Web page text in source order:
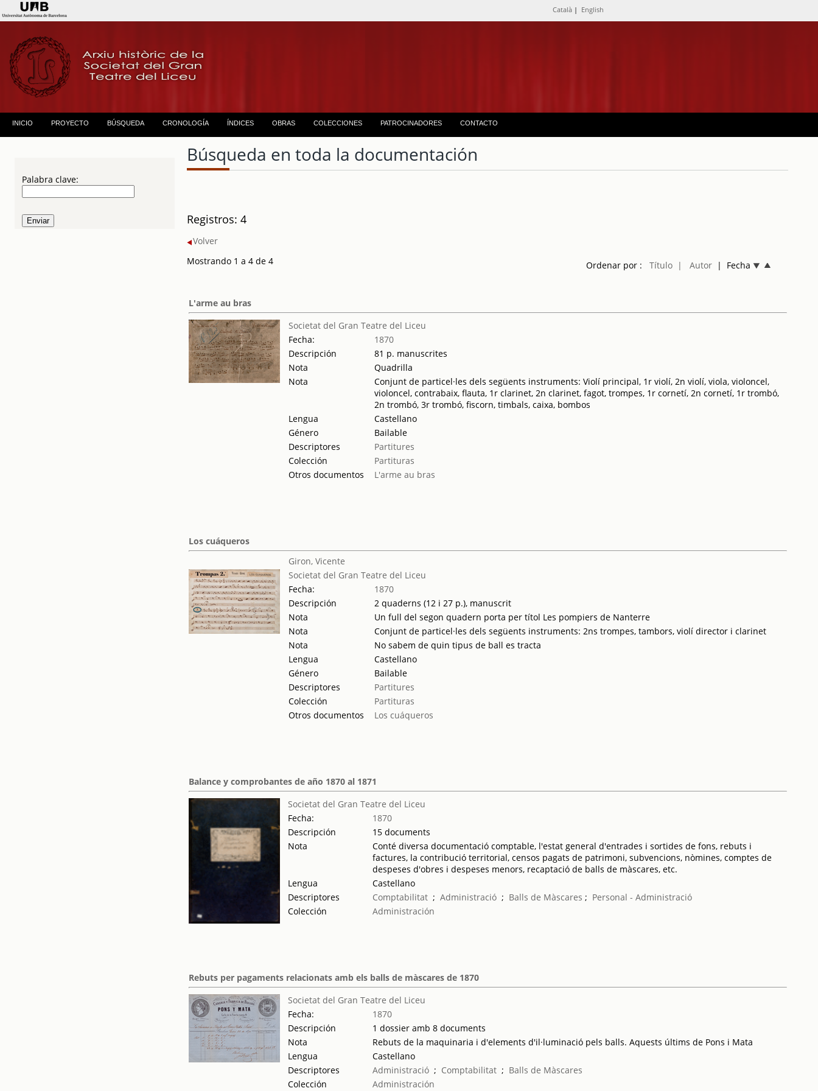
Català | English
INICIO PROYECTO BÚSQUEDA CRONOLOGÍA ÍNDICES OBRAS COLECCIONES PATROCINADORES CONTACTO
Palabra clave:
Búsqueda en toda la documentación
Registros: 4
Volver
Mostrando 1 a 4 de 4
Ordenar por : Título | Autor| Fecha
L'arme au bras
Societat del Gran Teatre del Liceu
Fecha:
1870
Descripción
81 p. manuscrites
Nota
Quadrilla
Nota
Conjunt de particel·les dels següents instruments: Violí principal, 1r violí, 2n violí, viola, violoncel,
violoncel, contrabaix, flauta, 1r clarinet, 2n clarinet, fagot, trompes, 1r cornetí, 2n cornetí, 1r trombó,
2n trombó, 3r trombó, fiscorn, timbals, caixa, bombos
Lengua
Castellano
Género
Bailable
Descriptores
Partitures
Colección
Partituras
Otros documentos
L'arme au bras
Los cuáqueros
Giron, Vicente
Societat del Gran Teatre del Liceu
Fecha:
1870
Descripción
2 quaderns (12 i 27 p.), manuscrit
Nota
Un full del segon quadern porta per títol Les pompiers de Nanterre
Nota
Conjunt de particel·les dels següents instruments: 2ns trompes, tambors, violí director i clarinet
Nota
No sabem de quin tipus de ball es tracta
Lengua
Castellano
Género
Bailable
Descriptores
Partitures
Colección
Partituras
Otros documentos
Los cuáqueros
Balance y comprobantes de año 1870 al 1871
Societat del Gran Teatre del Liceu
Fecha:
1870
Descripción
15 documents
Nota
Conté diversa documentació comptable, l'estat general d'entrades i sortides de fons, rebuts i
factures, la contribució territorial, censos pagats de patrimoni, subvencions, nòmines, comptes de
despeses d'obres i despeses menors, recaptació de balls de màscares, etc.
Lengua
Castellano
Descriptores
Comptabilitat ;Administració ; Balls de Màscares ; Personal - Administració
Colección
Administración
Rebuts per pagaments relacionats amb els balls de màscares de 1870
Societat del Gran Teatre del Liceu
Fecha:
1870
Descripción
1 dossier amb 8 documents
Nota
Rebuts de la maquinaria i d'elements d'il·luminació pels balls. Aquests últims de Pons i Mata
Lengua
Castellano
Descriptores
Administració ; Comptabilitat ; Balls de Màscares
Colección
Administración